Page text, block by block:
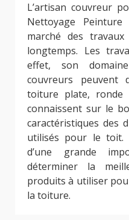
L’artisan couvreur
Nettoyage
marché des
longtemps. Les
effet, son
couvreurs peuvent
toiture plate, ronde
connaissent sur le
caractéristiques des
utilisés pour le toit.
d’une grande
déterminer la
produits à utiliser
la toiture.